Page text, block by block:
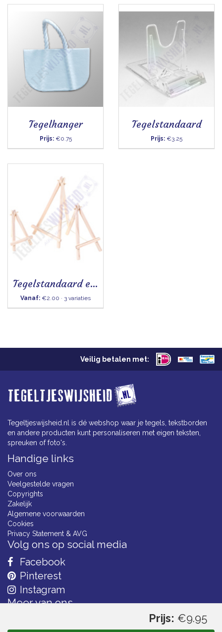
Prijs: €9.95
Tegelhanger
Prijs:€0.75
Tegelstandaard
Prijs: €3.25
Tegelstandaard ezel
Vanaf: €2.00 · 3 variaties
Veilig betalen met:
Tegeltjeswijsheid.nl is dé webshop waar je tegels, tekstborden
en andere producten kunt personaliseren met eigen teksten,
spreuken of foto's.
Handige links
Over ons
Veelgestelde vragen
Copyrights
Zakelijk
Algemene voorwaarden
Cookies
Privacy Statement & AVG
Volg ons op social media
Facebook
Pinterest
Instagram
Meer van ons